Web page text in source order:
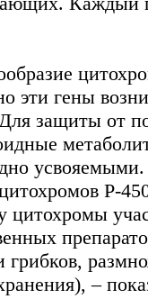
эти гены
защиты от
Р-
грибков,
–